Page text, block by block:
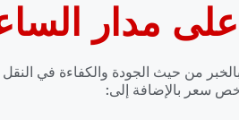
مدار
من حيث الجودة والكفاءة في
سعر بالإضافة إلى: